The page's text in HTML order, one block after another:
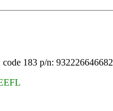
183 p/n: 932226646682